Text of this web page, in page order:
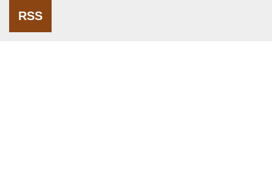
RSS